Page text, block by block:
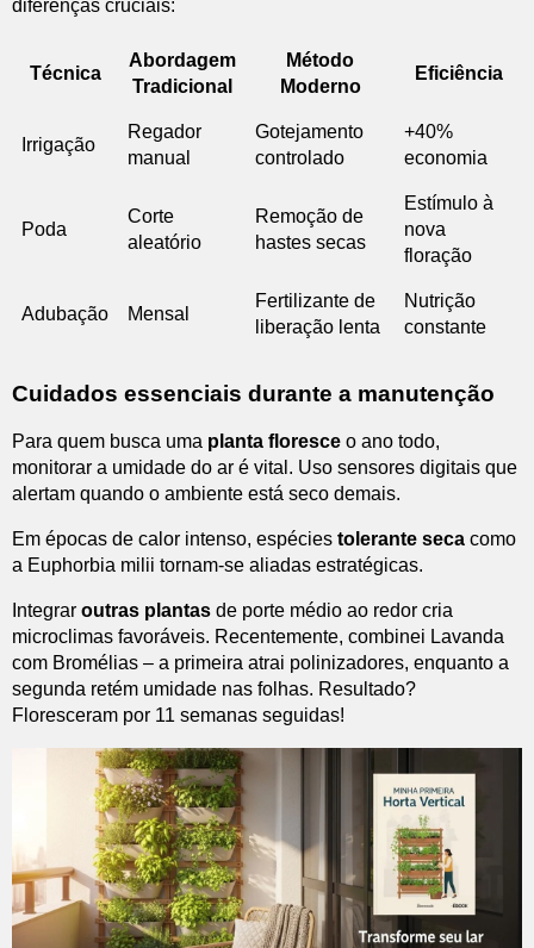
diferenças cruciais:
Técnica
Abordagem
Tradicional
Método
Moderno
Eficiência
Irrigação
Regador
manual
Gotejamento
controlado
+40%
economia
Poda
Corte
aleatório
Remoção de
hastes secas
Estímulo à
nova
floração
Adubação Mensal
Fertilizante de
liberação lenta
Nutrição
constante
Cuidados essenciais durante a manutenção
Para quem busca uma planta floresce o ano todo,
monitorar a umidade do ar é vital. Uso sensores digitais que
alertam quando o ambiente está seco demais.
Em épocas de calor intenso, espécies tolerante seca como
a Euphorbia milii tornam-se aliadas estratégicas.
Integrar outras plantas de porte médio ao redor cria
microclimas favoráveis. Recentemente, combinei Lavanda
com Bromélias – a primeira atrai polinizadores, enquanto a
segunda retém umidade nas folhas. Resultado?
Floresceram por 11 semanas seguidas!